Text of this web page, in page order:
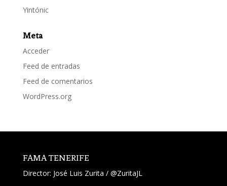
Yintónic
Meta
Acceder
Feed de entradas
Feed de comentarios
WordPress.org
FAMA TENERIFE
Director: José Luis Zurita / @ZuritaJL